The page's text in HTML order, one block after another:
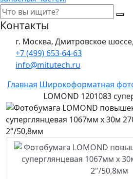
Контакты
г. Москва, Дмитровское
+7 (499) 653-64-63
info@mitutech.ru
Главная Широкоформатная
LOMOND 1201083